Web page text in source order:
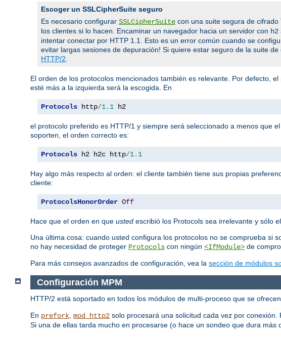
Escoger un SSLCipherSuite seguro
Es necesario configurar SSLCipherSuite con una suite segura de
los clientes si lo hacen. Encaminar un navegador hacia un servidor con h2
intentar conectar por HTTP 1.1. Esto es un error común cuando se
evitar largas sesiones de depuración! Si quiere estar seguro de la suite
HTTP/2
El orden de los protocolos mencionados también es relevante. Por defecto,
esté más a la izquierda será la escogida. En
Protocols http/1.1 h2
el protocolo preferido es HTTP/1 y siempre será seleccionado a menos que
soporten, el orden correcto es:
Protocols h2 h2c http/1.1
Hay algo más respecto al orden: el cliente también tiene sus propias
cliente:
ProtocolsHonorOrder Off
Hace que el orden en que usted escribió los Protocols sea irrelevante y sólo
Una última cosa: cuando usted configura los protocolos no se comprueba si
no hay necesidad de proteger Protocols con ningún <IfModule> de
Para más consejos avanzados de configuración, vea la sección de módulos
Configuración MPM
HTTP/2 está soportado en todos los módulos de multi-proceso que se
En prefork, mod_http2 solo procesará una solicitud cada vez por
Si una de ellas tarda mucho en procesarse (o hace un sondeo que dura